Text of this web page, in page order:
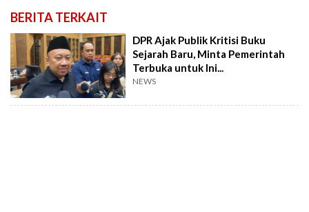
BERITA TERKAIT
DPR Ajak Publik Kritisi Buku
Sejarah Baru, Minta Pemerintah
Terbuka untuk Ini...
NEWS